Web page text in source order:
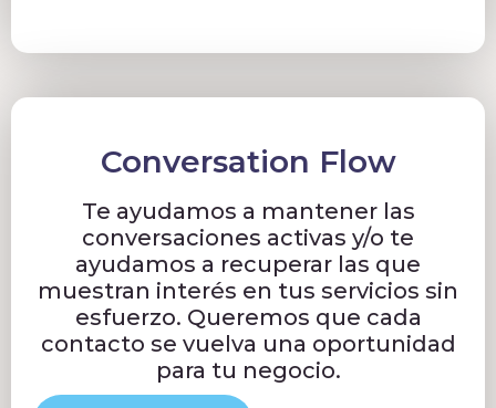
Conversation Flow
Te ayudamos a mantener las
conversaciones activas y/o te
ayudamos a recuperar las que
muestran interés en tus servicios sin
esfuerzo. Queremos que cada
contacto se vuelva una oportunidad
para tu negocio.